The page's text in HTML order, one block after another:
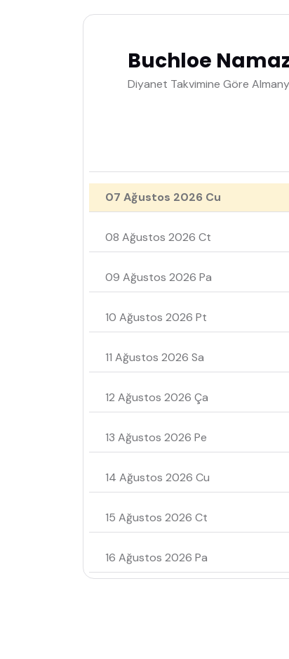
Buchloe
Diyanet Takvimine Göre
07 Ağustos 2026 Cu
08 Ağustos 2026 Ct
09 Ağustos 2026 Pa
10 Ağustos 2026 Pt
11 Ağustos 2026 Sa
12 Ağustos 2026 Ça
13 Ağustos 2026 Pe
14 Ağustos 2026 Cu
15 Ağustos 2026 Ct
16 Ağustos 2026 Pa